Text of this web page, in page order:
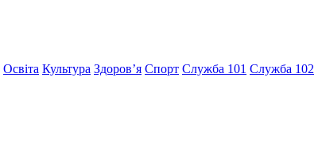
Освіта Культура Здоров’я Спорт Служба 101 Служба 102